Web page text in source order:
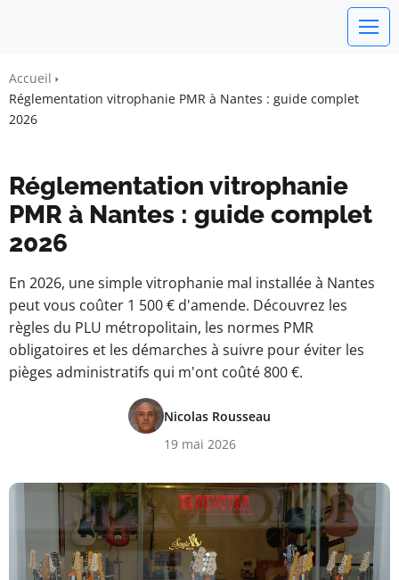
Liberté • Connaissance • Engagement
Accueil
Réglementation vitrophanie PMR à Nantes : guide complet
2026
Réglementation vitrophanie
PMR à Nantes : guide complet
2026
En 2026, une simple vitrophanie mal installée à Nantes
peut vous coûter 1 500 € d'amende. Découvrez les
règles du PLU métropolitain, les normes PMR
obligatoires et les démarches à suivre pour éviter les
pièges administratifs qui m'ont coûté 800 €.
Nicolas Rousseau
19 mai 2026